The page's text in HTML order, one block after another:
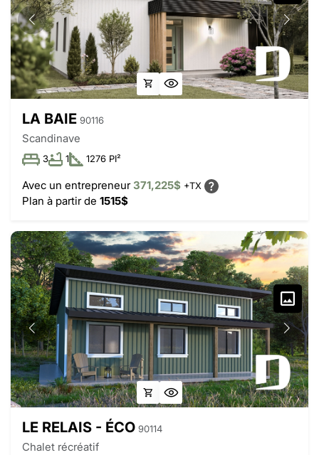
LA BAIE 90116
Scandinave
3 1 1276 PI²
Avec un entrepreneur371,225$ +TX
Plan à partir de 1515$
LE RELAIS - ÉCO 90114
Chalet récréatif